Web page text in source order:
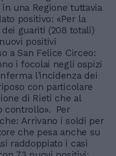
una Regione tuttavia
positivo: «Per la
guariti (208 totali)
positivi
a San Felice Circeo:
i focolai negli ospizi
l'incidenza dei
con particolare
di Rieti che al
controllo». Per
Arrivano i soldi per
che pesa anche su
raddoppiato i casi